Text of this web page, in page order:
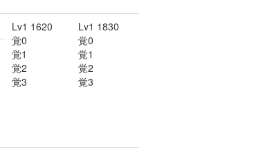
Lv1 1620
覚0
覚1
覚2
覚3
Lv1 1830
覚0
覚1
覚2
覚3